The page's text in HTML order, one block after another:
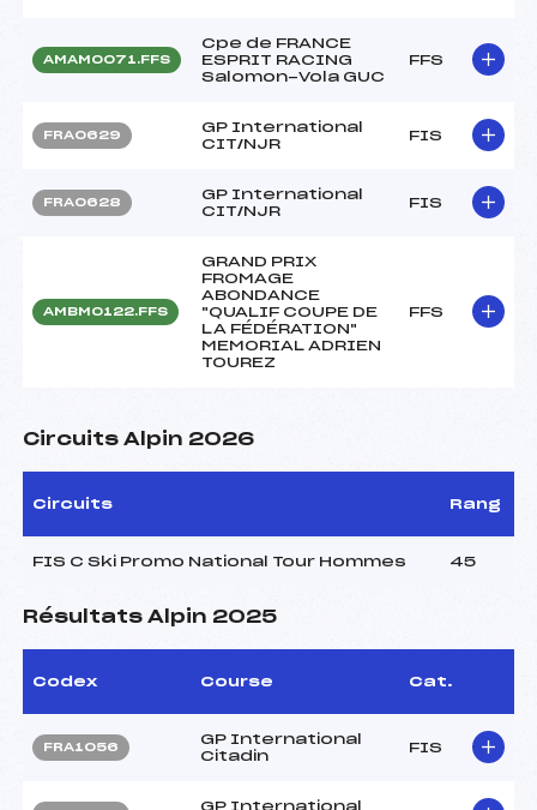
AMAM0071.FFS
Cpe de FRANCE
ESPRIT RACING
Salomon-Vola GUC
FFS
FRA0629
GP International
CIT/NJR
FIS
FRA0628
GP International
CIT/NJR
FIS
AMBM0122.FFS
GRAND PRIX
FROMAGE
ABONDANCE
"QUALIF COUPE DE
LA FÉDÉRATION"
MEMORIAL ADRIEN
TOUREZ
FFS
Circuits Alpin 2026
Circuits Rang
FIS C Ski Promo National Tour Hommes 45
Résultats Alpin 2025
Codex Course Cat.
FRA1056
GP International
Citadin
FIS
GP International